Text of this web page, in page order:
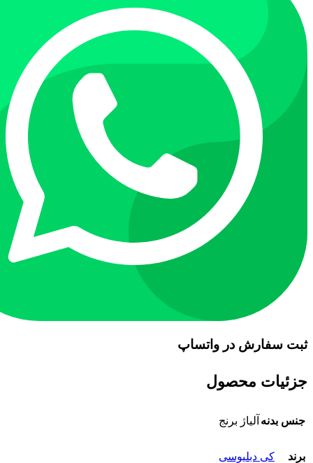
ثبت سفارش در واتساپ
جزئیات محصول
جنس بدنه آلیاژ برنج
برند کی دبلیوسی